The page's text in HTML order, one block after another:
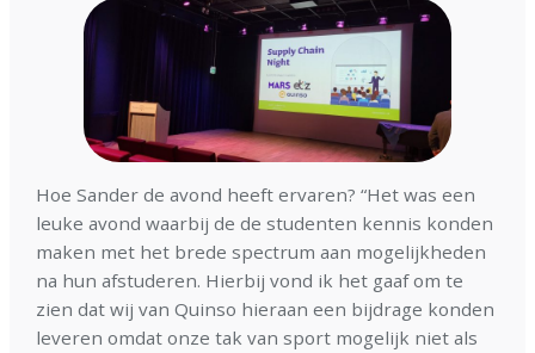
Hoe Sander de avond heeft ervaren? “Het was een
leuke avond waarbij de de studenten kennis konden
maken met het brede spectrum aan mogelijkheden
na hun afstuderen. Hierbij vond ik het gaaf om te
zien dat wij van Quinso hieraan een bijdrage konden
leveren omdat onze tak van sport mogelijk niet als